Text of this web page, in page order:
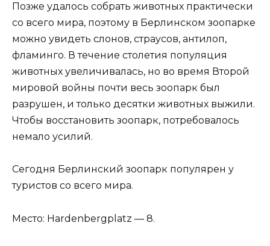
Позже удалось собрать животных практически
со всего мира, поэтому в Берлинском зоопарке
можно увидеть слонов, страусов, антилоп,
фламинго. В течение столетия популяция
животных увеличивалась, но во время Второй
мировой войны почти весь зоопарк был
разрушен, и только десятки животных выжили.
Чтобы восстановить зоопарк, потребовалось
немало усилий.
Сегодня Берлинский зоопарк популярен у
туристов со всего мира.
Место: Hardenbergplatz — 8.